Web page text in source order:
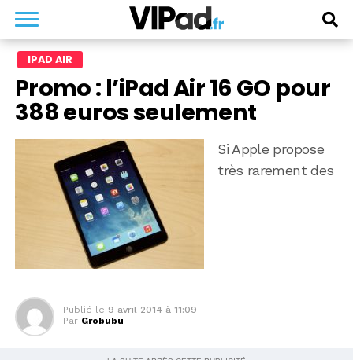
IPAD AIR
Promo : l’iPad Air 16 GO pour
388 euros seulement
Si Apple propose
très rarement des
Publié le 9 avril 2014 à 11:09
Par Grobubu